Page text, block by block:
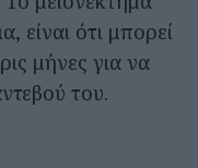
είναι ότι μπορεί
μήνες για να
του.